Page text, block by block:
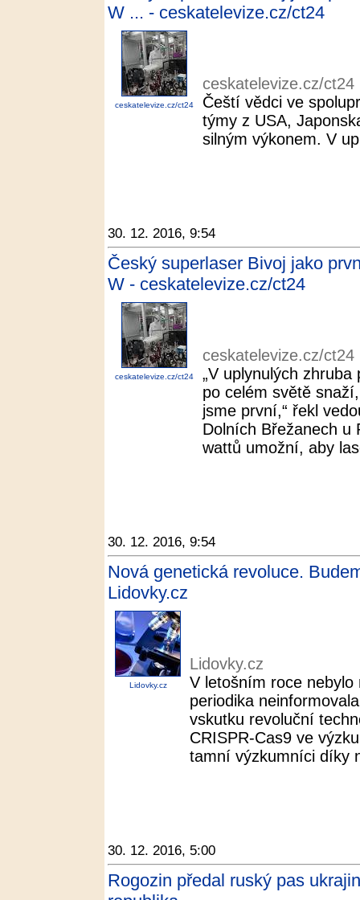
W ... - ceskatelevize.cz/ct24
ceskatelevize.cz/ct24
ceskatelevize.cz/ct24
Čeští vědci ve
týmy z USA,
silným výkonem. V
30. 12. 2016, 9:54
Český superlaser Bivoj jako
W - ceskatelevize.cz/ct24
ceskatelevize.cz/ct24
ceskatelevize.cz/ct24
„V uplynulých
po celém světě
jsme první,“ řekl
Dolních Břežanech u
wattů umožní, aby
30. 12. 2016, 9:54
Nová genetická revoluce.
Lidovky.cz
Lidovky.cz
Lidovky.cz
V letošním roce
periodika
vskutku revoluční
CRISPR-Cas9 ve
tamní výzkumníci díky
30. 12. 2016, 5:00
Rogozin předal ruský pas